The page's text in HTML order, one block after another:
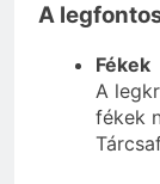
A
Fékek
A
fékek